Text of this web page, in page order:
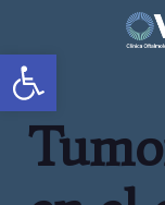
Abrir barra de